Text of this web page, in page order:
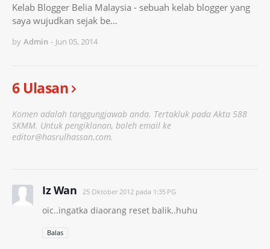
Kelab Blogger Belia Malaysia - sebuah kelab blogger yang
saya wujudkan sejak be…
by Admin - Jun 05, 2014
6 Ulasan
Komen adalah tanggungjawab anda. Tertakluk pada Akta 588
SKMM. Untuk pengiklanan, boleh email ke
editor@hasrulhassan.com.
Iz Wan 25 Oktober 2012 pada 1:35 PG
oic..ingatka diaorang reset balik..huhu
Balas